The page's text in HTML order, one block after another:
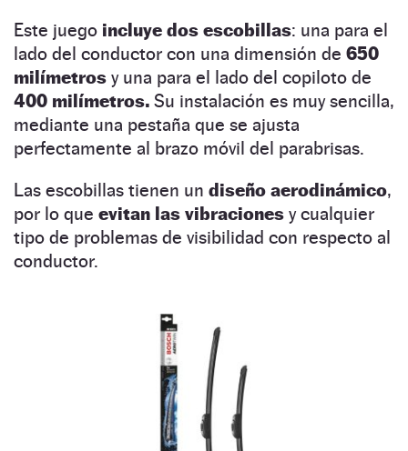
Este juego incluye dos escobillas: una para el
lado del conductor con una dimensión de 650
milímetros y una para el lado del copiloto de
400 milímetros. Su instalación es muy sencilla,
mediante una pestaña que se ajusta
perfectamente al brazo móvil del parabrisas.
Las escobillas tienen un diseño aerodinámico,
por lo que evitan las vibraciones y cualquier
tipo de problemas de visibilidad con respecto al
conductor.